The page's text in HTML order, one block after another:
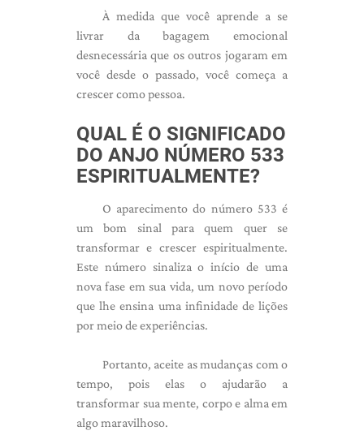
À medida que você aprende a se
livrar da bagagem emocional
desnecessária que os outros jogaram em
você desde o passado, você começa a
crescer como pessoa.
QUAL É O SIGNIFICADO
DO ANJO NÚMERO 533
ESPIRITUALMENTE?
O aparecimento do número 533 é
um bom sinal para quem quer se
transformar e crescer espiritualmente.
Este número sinaliza o início de uma
nova fase em sua vida, um novo período
que lhe ensina uma infinidade de lições
por meio de experiências.
Portanto, aceite as mudanças com o
tempo, pois elas o ajudarão a
transformar sua mente, corpo e alma em
algo maravilhoso.